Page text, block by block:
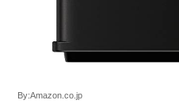
By:Amazon.co.jp